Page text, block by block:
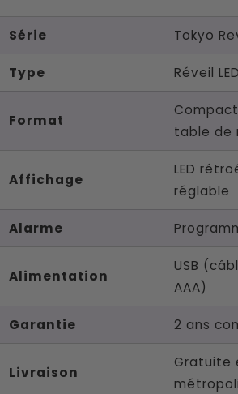
Série Tokyo
Type Réveil
Format
table de
Affichage
LED
réglable
Alarme
Alimentation
USB
AAA)
Garantie 2 ans
Livraison
Gratuite